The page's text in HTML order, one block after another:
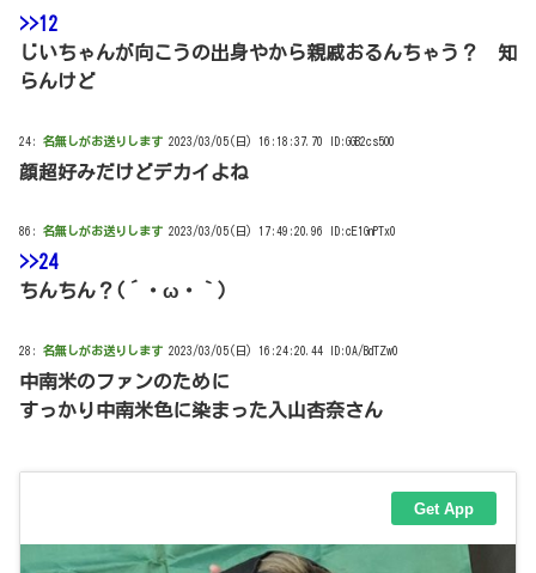
>>12
じいちゃんが向こうの出身やから親戚おるんちゃう？ 知
らんけど
24: 名無しがお送りします 2023/03/05(日) 16:18:37.70 ID:GGB2cs5O0
顔超好みだけどデカイよね
86: 名無しがお送りします 2023/03/05(日) 17:49:20.96 ID:cE1GnPTx0
>>24
ちんちん？(´・ω・｀)
28: 名無しがお送りします 2023/03/05(日) 16:24:20.44 ID:0A/BdTZw0
中南米のファンのために
すっかり中南米色に染まった入山杏奈さん